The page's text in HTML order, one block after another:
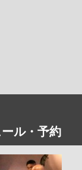
ル・予約